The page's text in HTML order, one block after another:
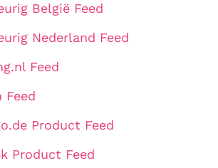
België Feed
Nederland Feed
Feed
Feed
Product Feed
Product Feed